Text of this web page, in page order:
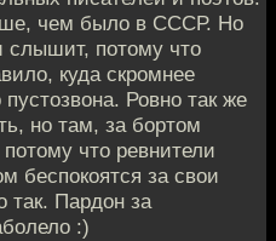
чем было в СССР. Но
слышит, потому что
куда скромнее
пустозвона. Ровно так же
но там, за бортом
что ревнители
беспокоятся за свои
так. Пардон за
:)